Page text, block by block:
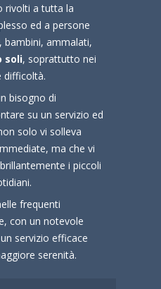
rivolti a tutta la
ed a persone
bambini, ammalati,
soli, soprattutto nei
difficoltà.
bisogno di
su un servizio ed
solo vi solleva
ma che vi
i piccoli
frequenti
con un notevole
servizio efficace
serenità.